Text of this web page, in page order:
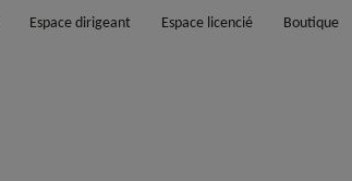
Espace dirigeant Espace licencié Boutique